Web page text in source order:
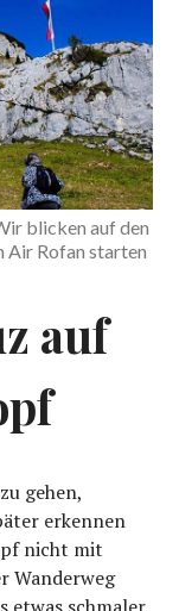
blicken auf den
Air Rofan starten
auf
gehen,
erkennen
nicht mit
Wanderweg